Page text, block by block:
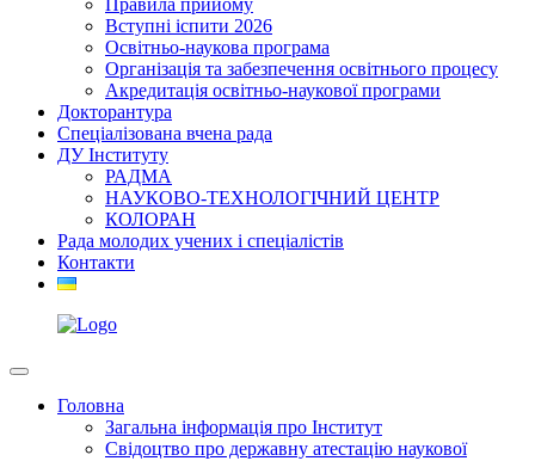
Правила прийому
Вступні іспити 2026
Освітньо-наукова програма
Організація та забезпечення освітнього процесу
Акредитація освітньо-наукової програми
Докторантура
Спеціалізована вчена рада
ДУ Інституту
РАДМА
НАУКОВО-ТЕХНОЛОГІЧНИЙ ЦЕНТР
КОЛОРАН
Рада молодих учених і спеціалістів
Контакти
Головна
Загальна інформація про Інститут
Свідоцтво про державну атестацію наукової